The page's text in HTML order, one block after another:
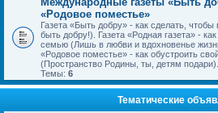
«Родовое поместье»
Газета «Быть добру» - как сделать,
быть добру!). Газета «Родная газета» -
семью (Лишь в любви и вдохновенье
«Родовое поместье» - как обустроить
(Пространство Родины, ты, детям подари).
Темы: 6
Тематические